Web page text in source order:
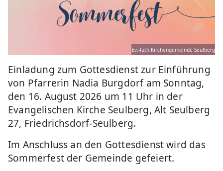
Ev.-luth.Kirchengemeinde Seulberg
Einladung zum Gottesdienst zur Einführung
von Pfarrerin Nadia Burgdorf am Sonntag,
den 16. August 2026 um 11 Uhr in der
Evangelischen Kirche Seulberg, Alt Seulberg
27, Friedrichsdorf-Seulberg.
Im Anschluss an den Gottesdienst wird das
Sommerfest der Gemeinde gefeiert.